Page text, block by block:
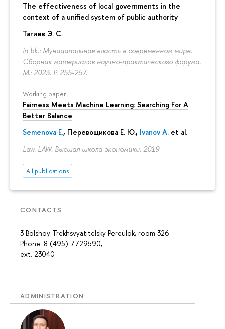
The effectiveness of local governments in the
context of a unified system of public authority
Тагиев Э. С.
In bk.: Муниципальная власть в современном мире.
Сборник материалов научно-практического форума.
M.: 2023. P. 255-257.
Working paper
Fairness Meets Machine Learning: Searching For A
Better Balance
Semenova E., Перевощикова Е. Ю., Ivanov A. et al.
Law. LAW. Высшая школа экономики, 2019
All publications
CONTACTS
3 Bolshoy Trekhsvyatitelsky Pereulok, room 326
Phone: 8 (495) 7729590,
ext. 23040
ADMINISTRATION